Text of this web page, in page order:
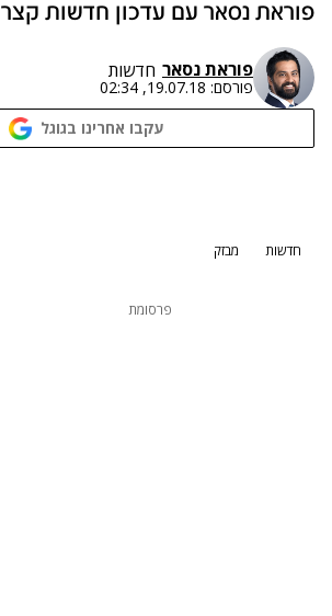
פוראת נסאר עם עדכון חדשות קצר
פוראת נסאר חדשות
פורסם: 19.07.18, 02:34
עקבו אחרינו בגוגל
נתקלנו בבעיה
חדשות מבזק
פרסומת